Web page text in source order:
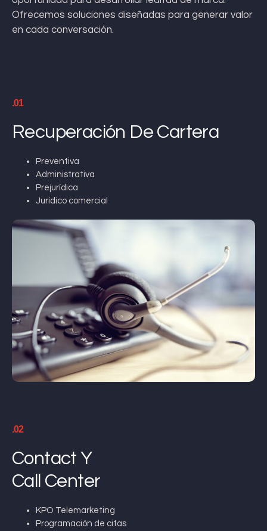
Ofrecemos soluciones diseñadas para generar valor
en cada conversación.
.01
Recuperación De Cartera
Preventiva
Administrativa
Prejurídica
Jurídico comercial
.02
Contact Y
Call Center
KPO Telemarketing
Programación de citas